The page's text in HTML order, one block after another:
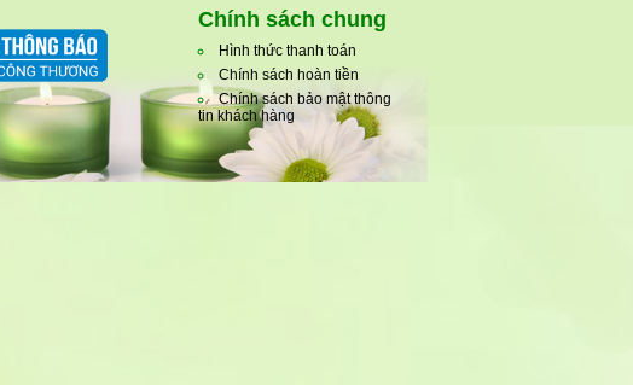
Chính sách chung
Hình thức thanh toán
Chính sách hoàn tiền
Chính sách bảo mật thông
tin khách hàng